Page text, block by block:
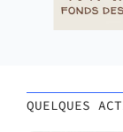
QUELQUES